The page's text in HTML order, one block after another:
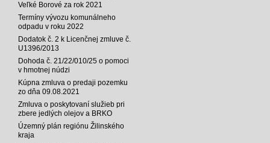
Veľké Borové za rok 2021
Termíny vývozu komunálneho
odpadu v roku 2022
Dodatok č. 2 k Licenčnej zmluve č.
U1396/2013
Dohoda č. 21/22/010/25 o pomoci
v hmotnej núdzi
Kúpna zmluva o predaji pozemku
zo dňa 09.08.2021
Zmluva o poskytovaní služieb pri
zbere jedlých olejov a BRKO
Územný plán regiónu Žilinského
kraja